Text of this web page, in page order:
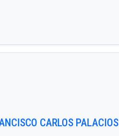
CARLOS PALACIOS